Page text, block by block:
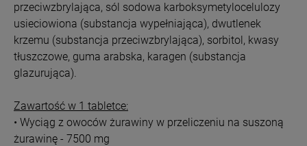
przeciwzbrylająca, sól sodowa karboksymetylocelulozy
usieciowiona (substancja wypełniająca), dwutlenek
krzemu (substancja przeciwzbrylająca), sorbitol, kwasy
tłuszczowe, guma arabska, karagen (substancja
glazurująca).
Zawartość w 1 tabletce:
• Wyciąg z owoców żurawiny w przeliczeniu na suszoną
żurawinę - 7500 mg